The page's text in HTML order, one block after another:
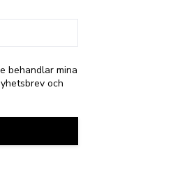
behandlar mina
och